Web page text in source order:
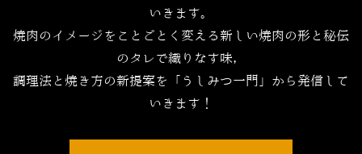
いきます。
焼肉のイメージをことごとく変える新しい焼肉の形と秘伝
のタレで織りなす味，
調理法と焼き方の新提案を「うしみつ一門」から発信して
いきます！